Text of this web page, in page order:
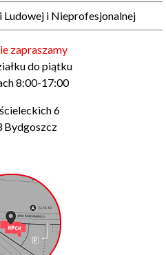
i Nieprofesjonalnej
zapraszamy
do piątku
8:00-17:00
6
Bydgoszcz